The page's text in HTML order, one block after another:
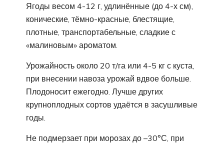
Ягоды весом 4-12 г, удлинённые (до 4-х см),
конические, тёмно-красные, блестящие,
плотные, транспортабельные, сладкие с
«малиновым» ароматом.
Урожайность около 20 т/га или 4-5 кг с куста,
при внесении навоза урожай вдвое больше.
Плодоносит ежегодно. Лучше других
крупноплодных сортов удаётся в засушливые
годы.
Не подмерзает при морозах до –30°С, при